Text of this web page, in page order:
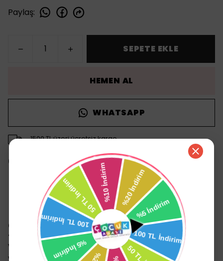
Paylaş:
SEPETE EKLE
HEMEN AL
WHATSAPP
1500 TL üzeri ücretsiz kargo
14 gün içinde iade değişim
Ürün Açıklaması
Cam rende ile rendelenen meyvelerin
tatları bozulmaz.
Vitaminlerin kaybolmaması için mikser